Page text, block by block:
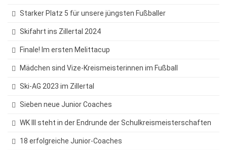
Wettbewerbe
Sprachen
Informatik
Sport
Musik
Mathematik
Erdkunde
Starker Platz 5 für unsere jüngsten Fußballer
Skifahrt ins Zillertal 2024
Finale! Im ersten Melittacup
Mädchen sind Vize-Kreismeisterinnen im Fußball
Ski-AG 2023 im Zillertal
Sieben neue Junior Coaches
WK III steht in der Endrunde der Schulkreismeisterschaften
18 erfolgreiche Junior-Coaches